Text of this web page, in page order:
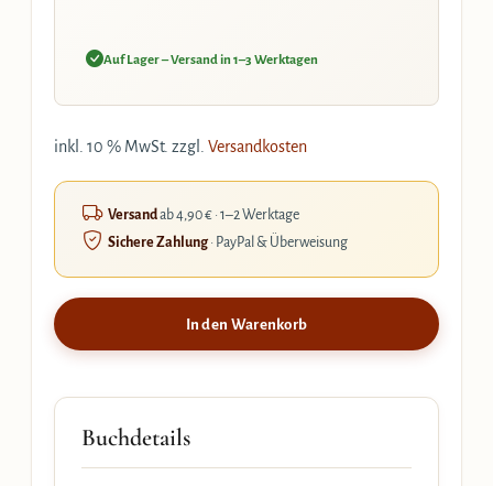
Auf Lager – Versand in 1–3 Werktagen
inkl. 10 % MwSt. zzgl. Versandkosten
Versandab 4,90 € · 1–2 Werktage
Sichere Zahlung· PayPal & Überweisung
In den Warenkorb
Buchdetails